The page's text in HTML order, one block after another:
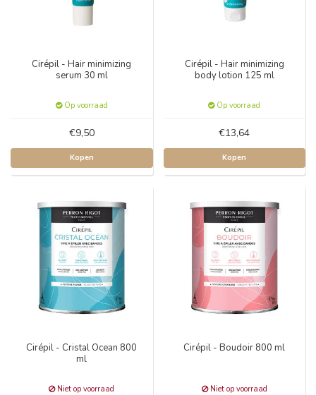
Cirépil - Hair minimizing
serum 30 ml
Op voorraad
€9,50
Kopen
Cirépil - Hair minimizing
body lotion 125 ml
Op voorraad
€13,64
Kopen
Cirépil - Cristal Ocean 800
ml
Niet op voorraad
Cirépil - Boudoir 800 ml
Niet op voorraad